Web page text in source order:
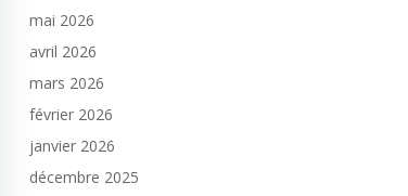
mai 2026
avril 2026
mars 2026
février 2026
janvier 2026
décembre 2025